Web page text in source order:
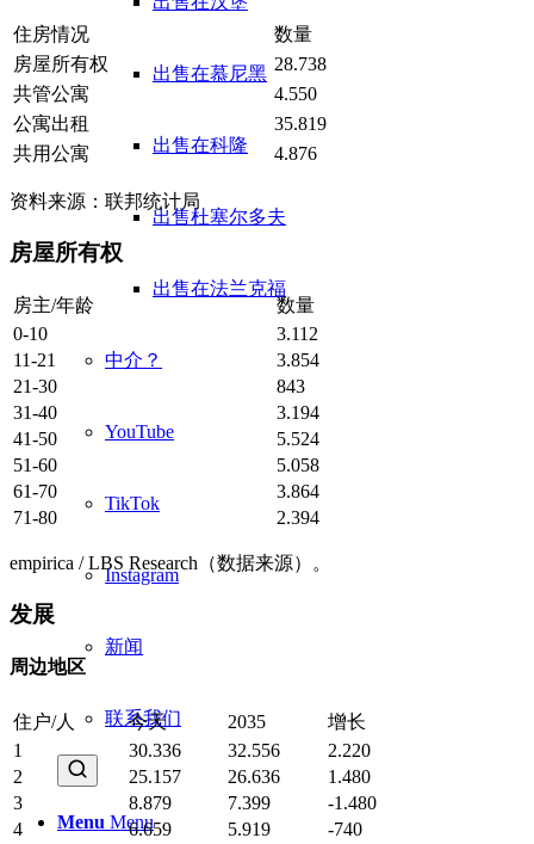
出售在慕尼黑
出售在科隆
出售杜塞尔多夫
出售在法兰克福
中介？
YouTube
TikTok
Instagram
新闻
联系我们
Menu Menu
住房情况
数量
房屋所有权
28.738
共管公寓
4.550
公寓出租
35.819
共用公寓
4.876
资料来源：联邦统计局
房屋所有权
房主/年龄
数量
0-10
3.112
11-21
3.854
21-30
843
31-40
3.194
41-50
5.524
51-60
5.058
61-70
3.864
71-80
2.394
empirica / LBS Research（数据来源）。
发展
周边地区
住户/人 今天 2035
增长
1
30.336 32.556
2.220
2
25.157 26.636
1.480
3
8.879 7.399
-1.480
4
6.659 5.919
-740